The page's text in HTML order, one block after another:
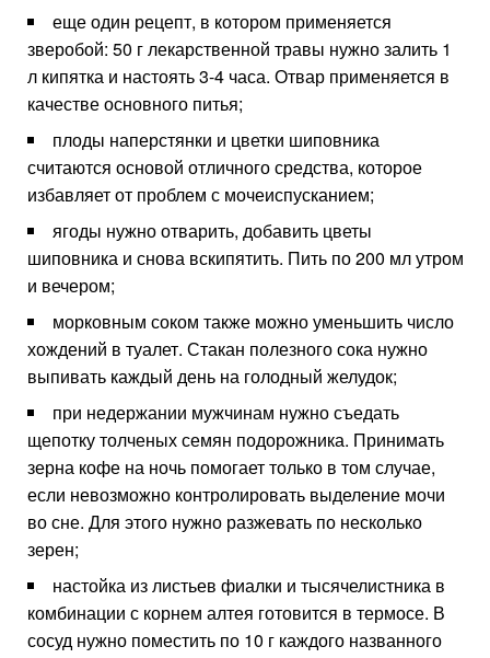
еще один рецепт, в котором применяется
зверобой: 50 г лекарственной травы нужно залить 1
л кипятка и настоять 3-4 часа. Отвар применяется в
качестве основного питья;
плоды наперстянки и цветки шиповника
считаются основой отличного средства, которое
избавляет от проблем с мочеиспусканием;
ягоды нужно отварить, добавить цветы
шиповника и снова вскипятить. Пить по 200 мл утром
и вечером;
морковным соком также можно уменьшить число
хождений в туалет. Стакан полезного сока нужно
выпивать каждый день на голодный желудок;
при недержании мужчинам нужно съедать
щепотку толченых семян подорожника. Принимать
зерна кофе на ночь помогает только в том случае,
если невозможно контролировать выделение мочи
во сне. Для этого нужно разжевать по несколько
зерен;
настойка из листьев фиалки и тысячелистника в
комбинации с корнем алтея готовится в термосе. В
сосуд нужно поместить по 10 г каждого названного